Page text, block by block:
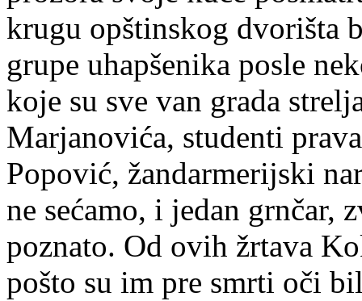
krugu opštinskog dvorišta
grupe uhapšenika posle
koje su sve van grada
Marjanovića, studenti
Popović, žandarmerijski
ne sećamo, i jedan grnčar,
poznato. Od ovih žrtava
pošto su im pre smrti oči